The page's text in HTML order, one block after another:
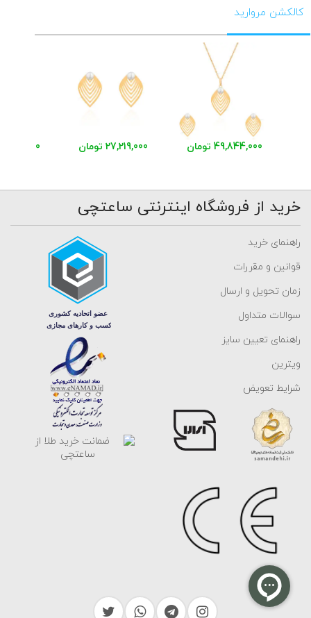
کالکشن مروارید
49,844,000 تومان 27,219,000 تومان 23,857,000
خرید از فروشگاه اینترنتی ساعتچی
راهنمای خرید
قوانین و مقررات
زمان تحویل و ارسال
سوالات متداول
راهنمای تعیین سایز
ویترین
شرایط تعویض